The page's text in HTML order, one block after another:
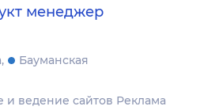
менеджер
Бауманская
и ведение сайтов Реклама